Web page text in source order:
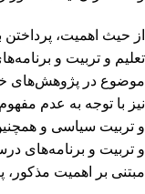
از حیث اهمیت،
تعلیم و تربیت و
موضوع در پژوهش‌های
نیز با توجه به عدم
و تربیت سیاسی و
و تربیت و برنامه‌های
مبتنی بر اهمیت